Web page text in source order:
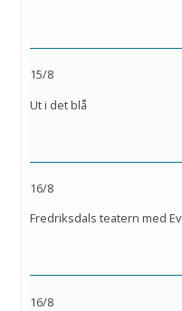
15/8
Ut i det blå
16/8
Fredriksdals teatern med
16/8